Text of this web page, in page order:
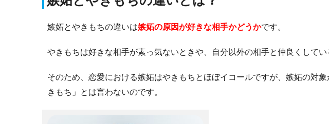
嫉妬とやきもちの違いは嫉妬の原因が好きな相手かどうかです。
やきもちは好きな相手が素っ気ないときや、自分以外の相手と仲良くしてい
そのため、恋愛における嫉妬はやきもちとほぼイコールですが、嫉妬の対
きもち」とは言わないのです。